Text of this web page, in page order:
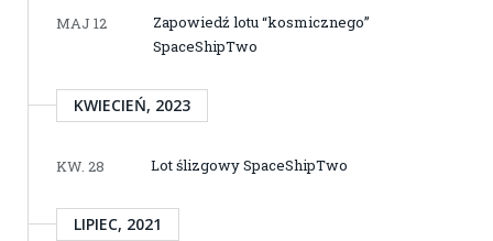
MAJ 12
Zapowiedź lotu “kosmicznego”
SpaceShipTwo
KWIECIEŃ, 2023
KW. 28 Lot ślizgowy SpaceShipTwo
LIPIEC, 2021